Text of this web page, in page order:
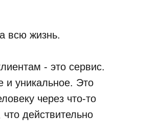
всю жизнь.
- это сервис.
и уникальное. Это
через что-то
действительно